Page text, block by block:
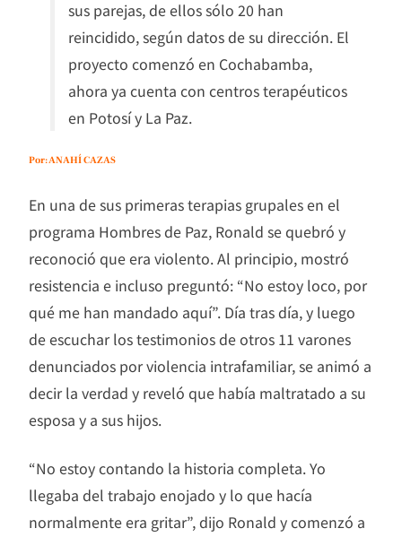
sus parejas, de ellos sólo 20 han
reincidido, según datos de su dirección. El
proyecto comenzó en Cochabamba,
ahora ya cuenta con centros terapéuticos
en Potosí y La Paz.
Por: ANAHÍ CAZAS
En una de sus primeras terapias grupales en el
programa Hombres de Paz, Ronald se quebró y
reconoció que era violento. Al principio, mostró
resistencia e incluso preguntó: “No estoy loco, por
qué me han mandado aquí”. Día tras día, y luego
de escuchar los testimonios de otros 11 varones
denunciados por violencia intrafamiliar, se animó a
decir la verdad y reveló que había maltratado a su
esposa y a sus hijos.
“No estoy contando la historia completa. Yo
llegaba del trabajo enojado y lo que hacía
normalmente era gritar”, dijo Ronald y comenzó a